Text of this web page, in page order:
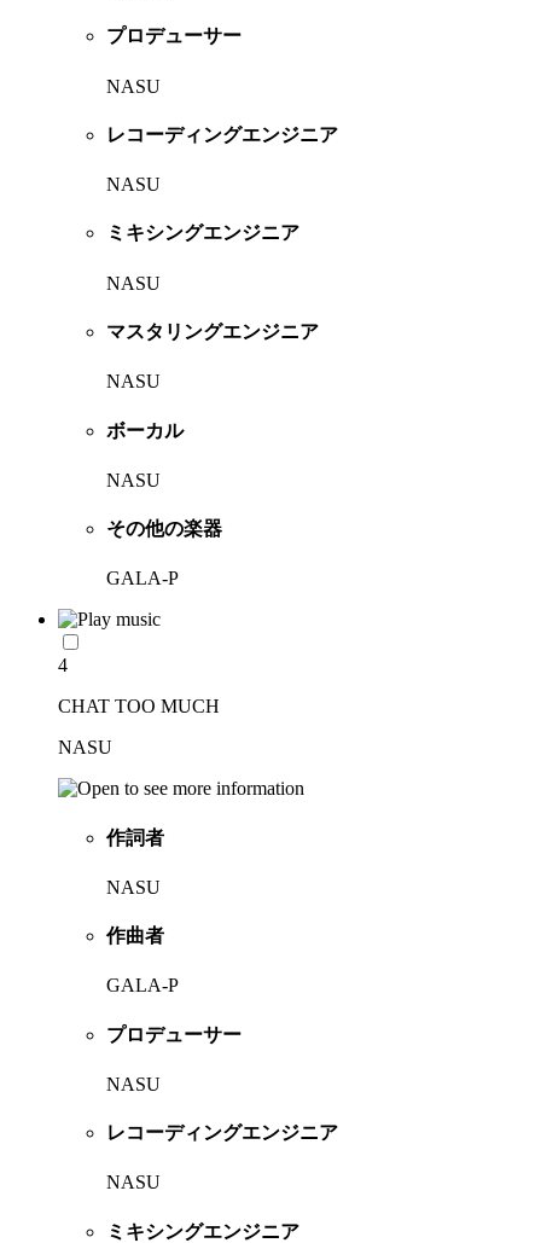
プロデューサー
NASU
レコーディングエンジニア
NASU
ミキシングエンジニア
NASU
マスタリングエンジニア
NASU
ボーカル
NASU
その他の楽器
GALA-P
4
CHAT TOO MUCH
NASU
作詞者
NASU
作曲者
GALA-P
プロデューサー
NASU
レコーディングエンジニア
NASU
ミキシングエンジニア